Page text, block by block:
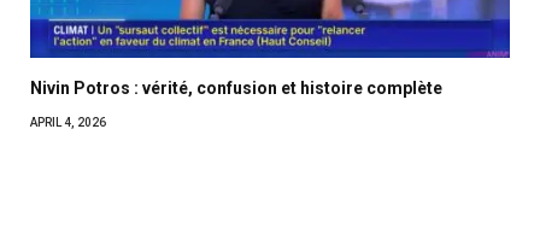
Nivin Potros : vérité, confusion et histoire complète
APRIL 4, 2026